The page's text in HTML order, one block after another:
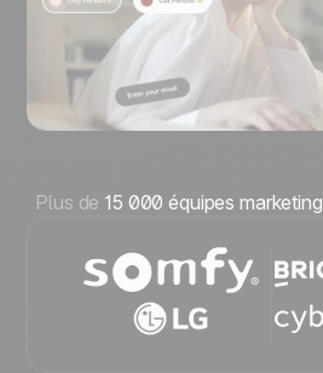
Plus de 15 000 équipes marketing